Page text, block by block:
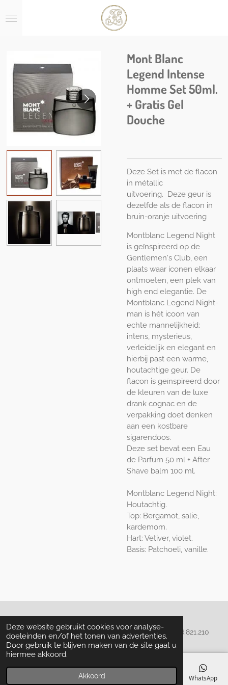
Deze website gebruikt cookies voor analyse-
doeleinden en/of het tonen van advertenties.
Door gebruik te blijven maken van de site gaat u
hiermee akkoord.
Akkoord
direct
Mont Blanc
Legend Intense
Homme Set 50ml.
+ Gratis Gel
Douche
Deze Set is met de flacon
in métallic
uitvoering. Deze geur is
dezelfde als de flacon in
bruin-oranje uitvoering
Montblanc Legend Night
is geïnspireerd op de
Gentlemen's Club, een
plaats waar iconen elkaar
ontmoeten, een plek van
high end elegantie. De
Montblanc Legend Night-
man is hét icoon van
echte mannelijkheid;
intens, mysterieus,
verleidelijk en elegant en
hierbij past een warme,
houtachtige geur. De
flacon is geïnspireerd door
de kleuren van de luxe
drank cognac en de
verpakking doet denken
aan een kostbare
sigarendoos.
Deze set bevat een Eau
de Parfum 50 ml + After
Shave balm 100 ml.
Montblanc Legend Night:
Houtachtig.
Top: Bergamot, salie,
kardemom.
Hart: Vetiver, violet.
Basis: Patchoeli, vanille.
© 2020 - 2022 La Perla Skin & Beauty - BTW: BE
0466.821.210
Telefoonnummer WhatsApp